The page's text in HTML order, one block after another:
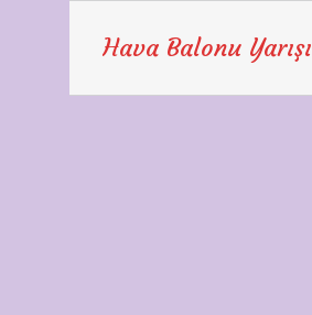
Hava Balonu Yarışı